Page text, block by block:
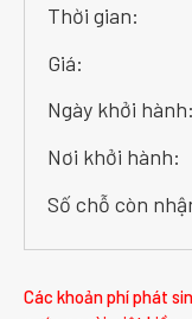
Thời gian:
Giá:
Ngày khởi hành:
Nơi khởi hành:
Số chỗ còn
Các khoản phí phát